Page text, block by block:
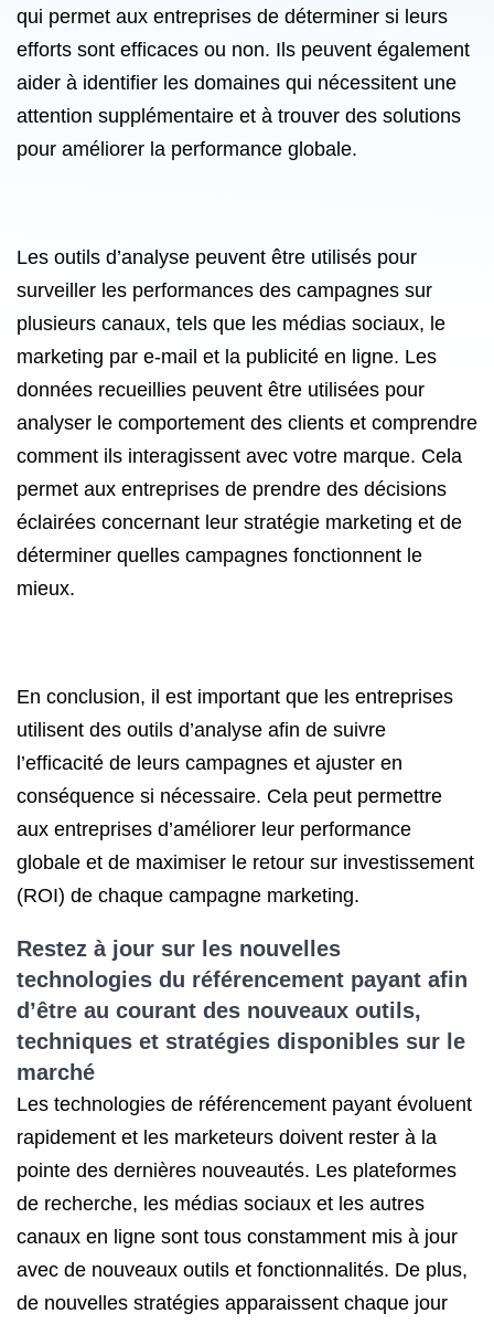
qui permet aux entreprises de déterminer si leurs
efforts sont efficaces ou non. Ils peuvent également
aider à identifier les domaines qui nécessitent une
attention supplémentaire et à trouver des solutions
pour améliorer la performance globale.
Les outils d’analyse peuvent être utilisés pour
surveiller les performances des campagnes sur
plusieurs canaux, tels que les médias sociaux, le
marketing par e-mail et la publicité en ligne. Les
données recueillies peuvent être utilisées pour
analyser le comportement des clients et comprendre
comment ils interagissent avec votre marque. Cela
permet aux entreprises de prendre des décisions
éclairées concernant leur stratégie marketing et de
déterminer quelles campagnes fonctionnent le
mieux.
En conclusion, il est important que les entreprises
utilisent des outils d’analyse afin de suivre
l’efficacité de leurs campagnes et ajuster en
conséquence si nécessaire. Cela peut permettre
aux entreprises d’améliorer leur performance
globale et de maximiser le retour sur investissement
(ROI) de chaque campagne marketing.
Restez à jour sur les nouvelles
technologies du référencement payant afin
d’être au courant des nouveaux outils,
techniques et stratégies disponibles sur le
marché
Les technologies de référencement payant évoluent
rapidement et les marketeurs doivent rester à la
pointe des dernières nouveautés. Les plateformes
de recherche, les médias sociaux et les autres
canaux en ligne sont tous constamment mis à jour
avec de nouveaux outils et fonctionnalités. De plus,
de nouvelles stratégies apparaissent chaque jour